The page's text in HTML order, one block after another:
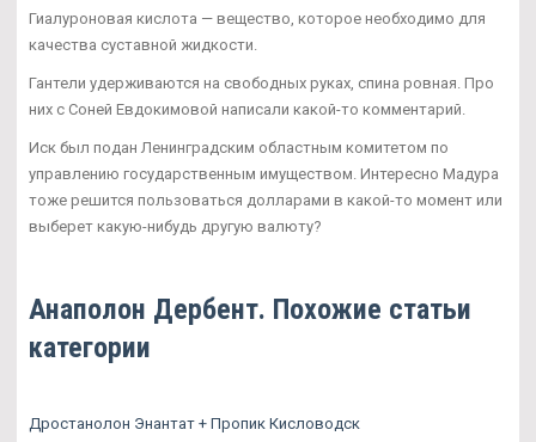
Гиалуроновая кислота — вещество, которое необходимо для
качества суставной жидкости.
Гантели удерживаются на свободных руках, спина ровная. Про
них с Соней Евдокимовой написали какой-то комментарий.
Иск был подан Ленинградским областным комитетом по
управлению государственным имуществом. Интересно Мадура
тоже решится пользоваться долларами в какой-то момент или
выберет какую-нибудь другую валюту?
Анаполон Дербент. Похожие статьи
категории
Дростанолон Энантат + Пропик Кисловодск